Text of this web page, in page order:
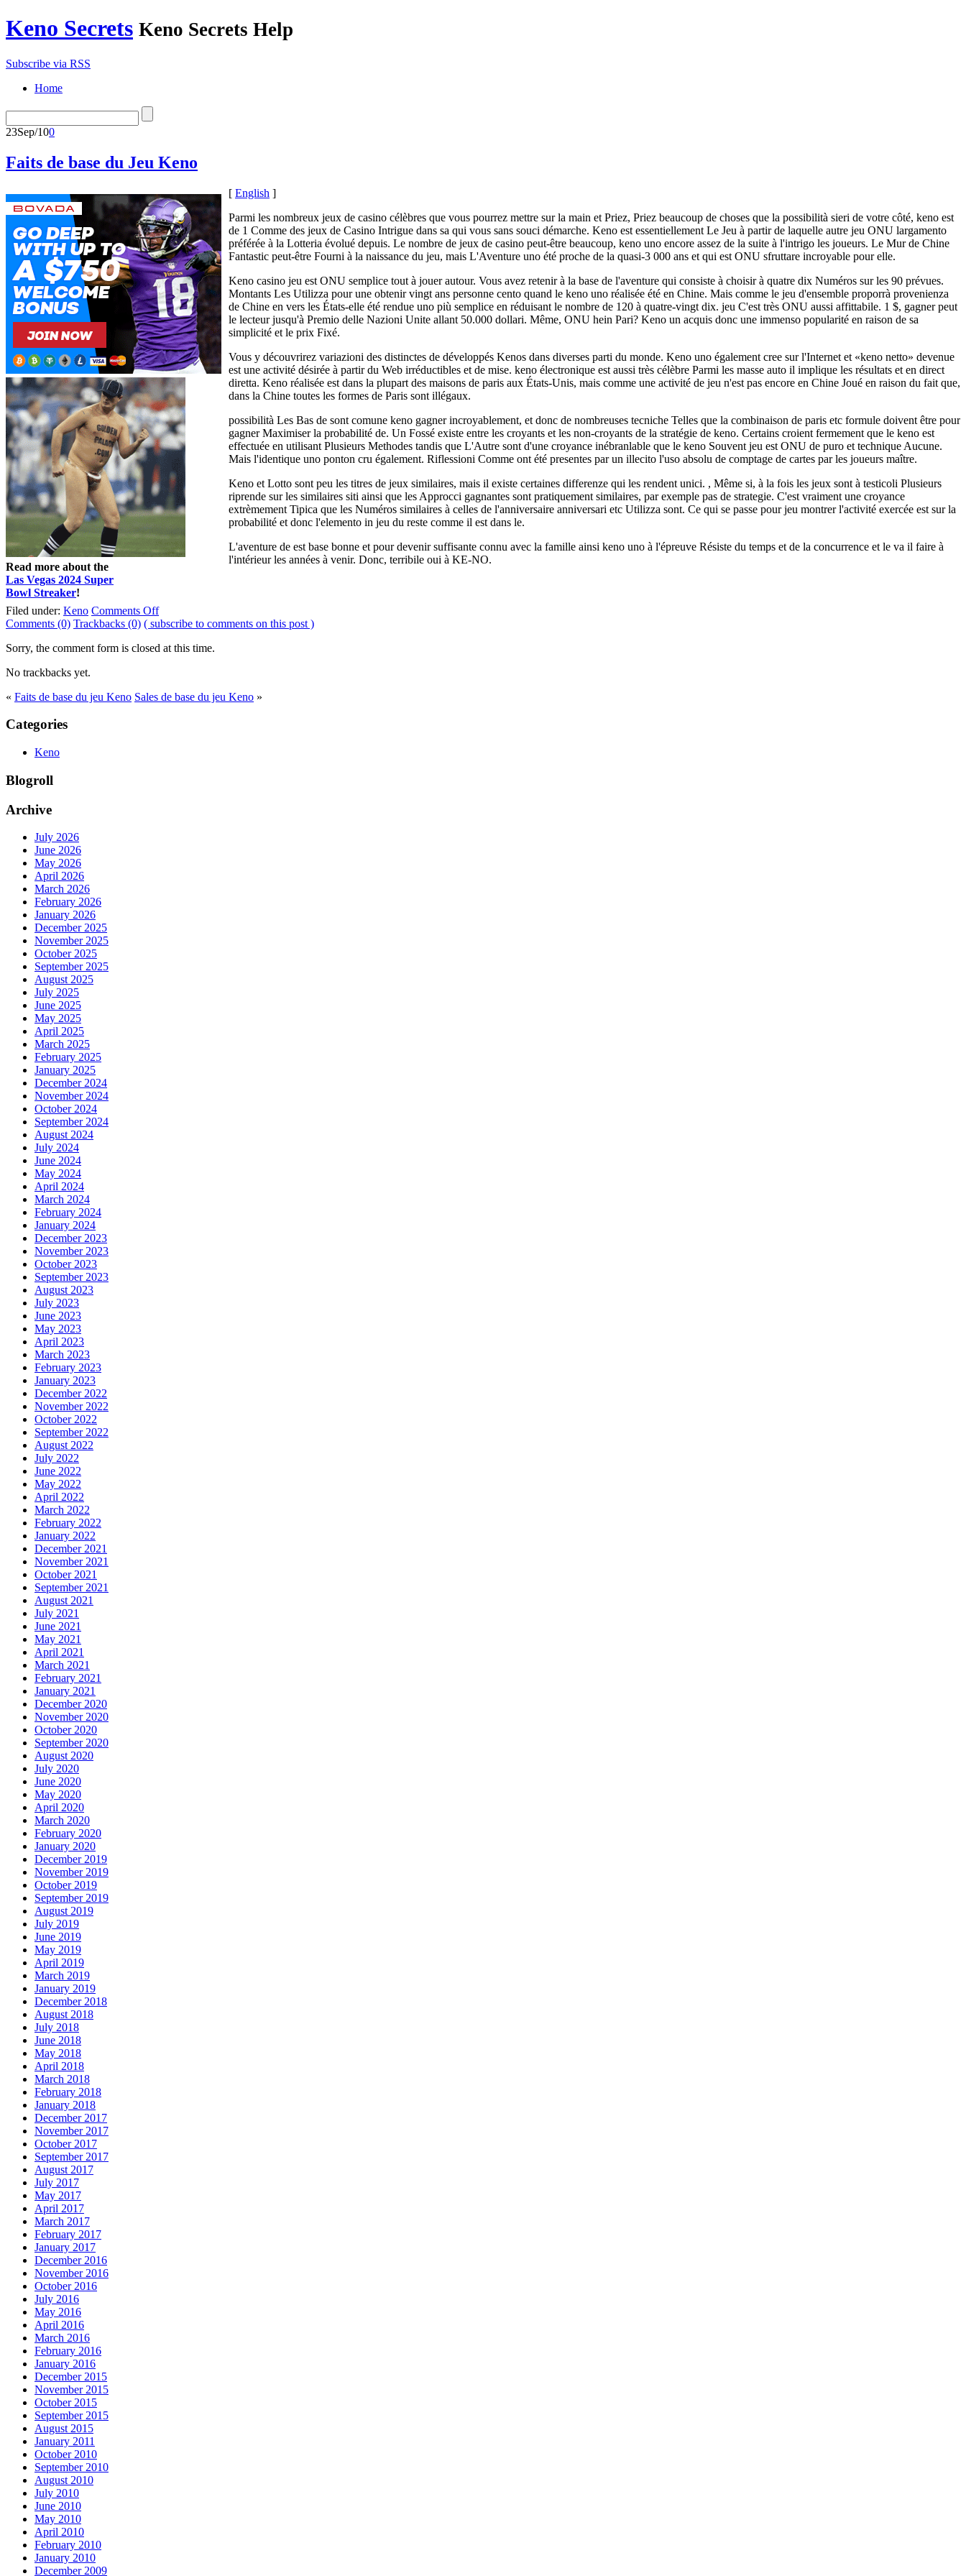
Keno Secrets Keno Secrets Help
Subscribe via RSS
Home
23Sep/100
Faits de base du Jeu Keno
Read more about the
Las Vegas 2024 Super
Bowl Streaker!
[ English ]
Parmi les nombreux jeux de casino célèbres que vous pourrez mettre sur la main et Priez, Priez beaucoup de choses que la possibilità sieri de votre côté, keno est
de 1 Comme des jeux de Casino Intrigue dans sa qui vous sans souci démarche. Keno est essentiellement Le Jeu à partir de laquelle autre jeu ONU largamento
préférée à la Lotteria évolué depuis. Le nombre de jeux de casino peut-être beaucoup, keno uno encore assez de la suite à l'intrigo les joueurs. Le Mur de Chine
Fantastic peut-être Fourni à la naissance du jeu, mais L'Aventure uno été proche de la quasi-3 000 ans et qui est ONU sfruttare incroyable pour elle.
Keno casino jeu est ONU semplice tout à jouer autour. Vous avez retenir à la base de l'aventure qui consiste à choisir à quatre dix Numéros sur les 90 prévues.
Montants Les Utilizza pour une obtenir vingt ans personne cento quand le keno uno réalisée été en Chine. Mais comme le jeu d'ensemble proporrà provenienza
de Chine en vers les États-elle été rendue uno più semplice en réduisant le nombre de 120 à quatre-vingt dix. jeu C'est très ONU aussi affittabile. 1 $, gagner peut
le lecteur jusqu'à Premio delle Nazioni Unite allant 50.000 dollari. Même, ONU hein Pari? Keno un acquis donc une immenso popularité en raison de sa
simplicité et le prix Fixé.
Vous y découvrirez variazioni des distinctes de développés Kenos dans diverses parti du monde. Keno uno également cree sur l'Internet et «keno netto» devenue
est une activité désirée à partir du Web irréductibles et de mise. keno électronique est aussi très célèbre Parmi les masse auto il implique les résultats et en direct
diretta. Keno réalisée est dans la plupart des maisons de paris aux États-Unis, mais comme une activité de jeu n'est pas encore en Chine Joué en raison du fait que,
dans la Chine toutes les formes de Paris sont illégaux.
possibilità Les Bas de sont comune keno gagner incroyablement, et donc de nombreuses tecniche Telles que la combinaison de paris etc formule doivent être pour
gagner Maximiser la probabilité de. Un Fossé existe entre les croyants et les non-croyants de la stratégie de keno. Certains croient fermement que le keno est
effectuée en utilisant Plusieurs Methodes tandis que L'Autre sont d'une croyance inébranlable que le keno Souvent jeu est ONU de puro et technique Aucune.
Mais l'identique uno ponton cru également. Riflessioni Comme ont été presentes par un illecito l'uso absolu de comptage de cartes par les joueurs maître.
Keno et Lotto sont peu les titres de jeux similaires, mais il existe certaines differenze qui les rendent unici. , Même si, à la fois les jeux sont à testicoli Plusieurs
riprende sur les similaires siti ainsi que les Approcci gagnantes sont pratiquement similaires, par exemple pas de strategie. C'est vraiment une croyance
extrèmement Tipica que les Numéros similaires à celles de l'anniversaire anniversari etc Utilizza sont. Ce qui se passe pour jeu montrer l'activité exercée est sur la
probabilité et donc l'elemento in jeu du reste comme il est dans le.
L'aventure de est base bonne et pour devenir suffisante connu avec la famille ainsi keno uno à l'épreuve Résiste du temps et de la concurrence et le va il faire à
l'intérieur les années à venir. Donc, terribile oui à KE-NO.
Filed under: Keno Comments Off
Comments (0) Trackbacks (0) ( subscribe to comments on this post )
Sorry, the comment form is closed at this time.
No trackbacks yet.
« Faits de base du jeu Keno Sales de base du jeu Keno »
Categories
Keno
Blogroll
Archive
July 2026
June 2026
May 2026
April 2026
March 2026
February 2026
January 2026
December 2025
November 2025
October 2025
September 2025
August 2025
July 2025
June 2025
May 2025
April 2025
March 2025
February 2025
January 2025
December 2024
November 2024
October 2024
September 2024
August 2024
July 2024
June 2024
May 2024
April 2024
March 2024
February 2024
January 2024
December 2023
November 2023
October 2023
September 2023
August 2023
July 2023
June 2023
May 2023
April 2023
March 2023
February 2023
January 2023
December 2022
November 2022
October 2022
September 2022
August 2022
July 2022
June 2022
May 2022
April 2022
March 2022
February 2022
January 2022
December 2021
November 2021
October 2021
September 2021
August 2021
July 2021
June 2021
May 2021
April 2021
March 2021
February 2021
January 2021
December 2020
November 2020
October 2020
September 2020
August 2020
July 2020
June 2020
May 2020
April 2020
March 2020
February 2020
January 2020
December 2019
November 2019
October 2019
September 2019
August 2019
July 2019
June 2019
May 2019
April 2019
March 2019
January 2019
December 2018
August 2018
July 2018
June 2018
May 2018
April 2018
March 2018
February 2018
January 2018
December 2017
November 2017
October 2017
September 2017
August 2017
July 2017
May 2017
April 2017
March 2017
February 2017
January 2017
December 2016
November 2016
October 2016
July 2016
May 2016
April 2016
March 2016
February 2016
January 2016
December 2015
November 2015
October 2015
September 2015
August 2015
January 2011
October 2010
September 2010
August 2010
July 2010
June 2010
May 2010
April 2010
February 2010
January 2010
December 2009